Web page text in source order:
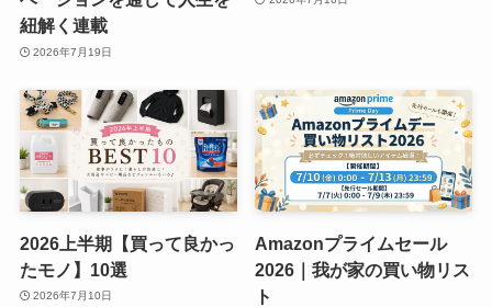
紐解く連載
2026年7月19日
2026上半期【買って良かっ
たモノ】10選
2026年7月10日
Amazonプライムセール
2026｜我が家の買い物リス
ト